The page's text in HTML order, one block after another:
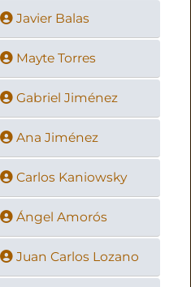
Javier Balas
Mayte Torres
Gabriel Jiménez
Ana Jiménez
Carlos Kaniowsky
Ángel Amorós
Juan Carlos Lozano